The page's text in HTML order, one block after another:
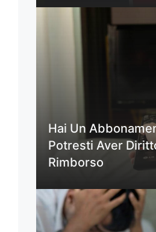
Hai Un
Potresti Aver
Rimborso